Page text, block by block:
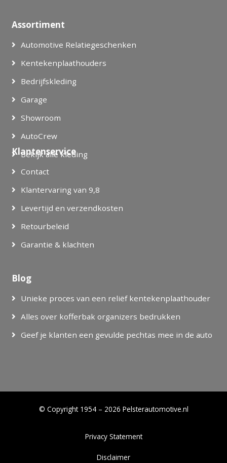
Assortiment
Automotive Relatiegeschenken
Kentekenplaathouders
Bedrijfskleding
Garage
Showroom
AutoCrew
Bekijk alle kleding
Klantenservice
Contact
Klantervaring van 9,8
Levertijd en verzendkosten
Retourbeleid
Garantie & klachten
Blog
Unieke proces van een reliëf kentekenplaathouder
Alles over kofferbak organizers bedrukken
Geef je klanten een gevulde pechtas mee in de auto
© Copyright 1954 – 2026 Pelsterautomotive.nl
Privacy Statement
Disclaimer